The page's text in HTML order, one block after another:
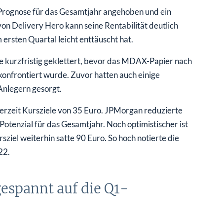
für das Gesamtjahr angehoben und ein
Delivery Hero kann seine Rentabilität deutlich
ersten Quartal leicht enttäuscht hat.
kurzfristig geklettert, bevor das MDAX-Papier nach
wurde. Zuvor hatten auch einige
gesorgt.
Kursziele von 35 Euro. JPMorgan reduzierte
für das Gesamtjahr. Noch optimistischer ist
weiterhin satte 90 Euro. So hoch notierte die
auf die Q1-